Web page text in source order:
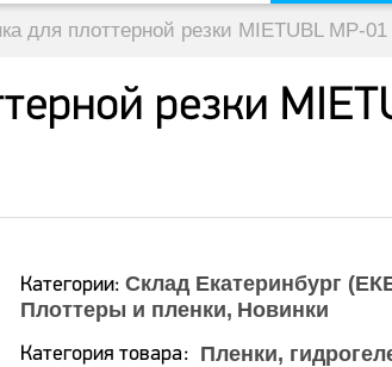
для плоттерной резки MIETUBL MP-
резки
Категории: Склад Екатеринбург
Плоттеры и пленки Новинки
Категория товара Пленки,